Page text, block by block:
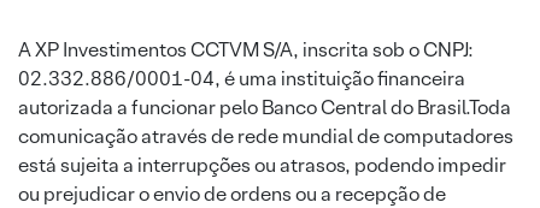
A XP Investimentos CCTVM S/A, inscrita sob o CNPJ:
02.332.886/0001-04, é uma instituição financeira
autorizada a funcionar pelo Banco Central do Brasil.Toda
comunicação através de rede mundial de computadores
está sujeita a interrupções ou atrasos, podendo impedir
ou prejudicar o envio de ordens ou a recepção de